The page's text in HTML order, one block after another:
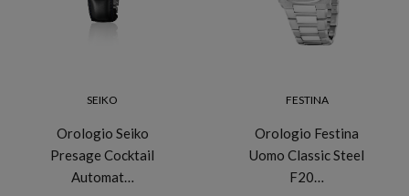
SEIKO
Orologio Seiko
Presage Cocktail
Automat…
FESTINA
Orologio Festina
Uomo Classic Steel
F20…